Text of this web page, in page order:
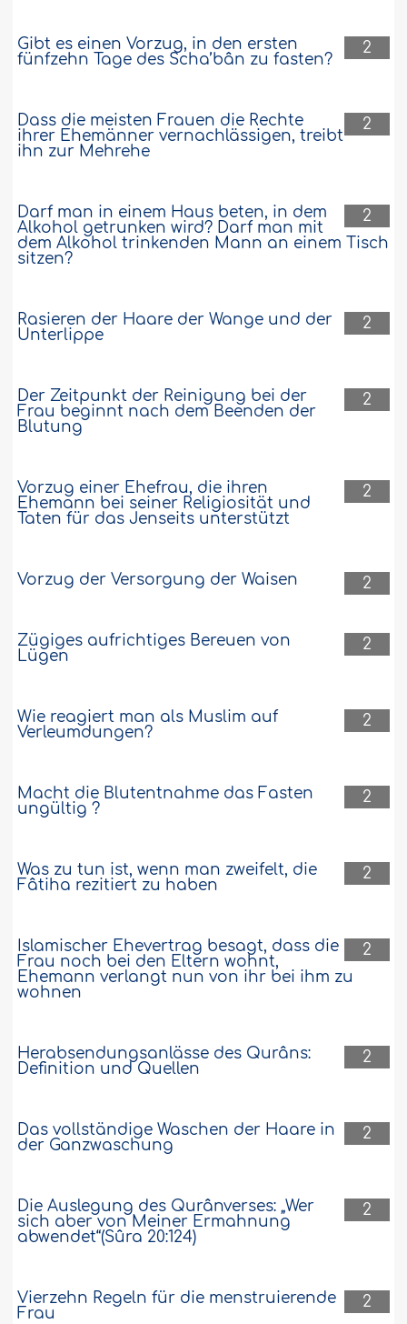
2
Gibt es einen Vorzug, in den ersten
fünfzehn Tage des Scha’bân zu fasten?
2
Dass die meisten Frauen die Rechte
ihrer Ehemänner vernachlässigen, treibt
ihn zur Mehrehe
2
Darf man in einem Haus beten, in dem
Alkohol getrunken wird? Darf man mit
dem Alkohol trinkenden Mann an einem Tisch
sitzen?
2
Rasieren der Haare der Wange und der
Unterlippe
2
Der Zeitpunkt der Reinigung bei der
Frau beginnt nach dem Beenden der
Blutung
2
Vorzug einer Ehefrau, die ihren
Ehemann bei seiner Religiosität und
Taten für das Jenseits unterstützt
2
Vorzug der Versorgung der Waisen
2
Zügiges aufrichtiges Bereuen von
Lügen
2
Wie reagiert man als Muslim auf
Verleumdungen?
2
Macht die Blutentnahme das Fasten
ungültig ?
2
Was zu tun ist, wenn man zweifelt, die
Fâtiha rezitiert zu haben
2
Islamischer Ehevertrag besagt, dass die
Frau noch bei den Eltern wohnt,
Ehemann verlangt nun von ihr bei ihm zu
wohnen
2
Herabsendungsanlässe des Qurâns:
Definition und Quellen
2
Das vollständige Waschen der Haare in
der Ganzwaschung
2
Die Auslegung des Qurânverses: „Wer
sich aber von Meiner Ermahnung
abwendet“(Sûra 20:124)
2
Vierzehn Regeln für die menstruierende
Frau